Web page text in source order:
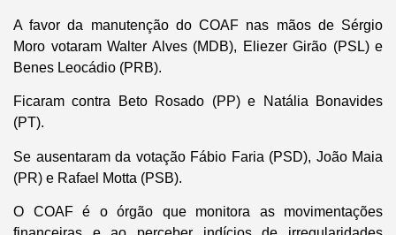
A favor da manutenção do COAF nas mãos de Sérgio
Moro votaram Walter Alves (MDB), Eliezer Girão (PSL) e
Benes Leocádio (PRB).
Ficaram contra Beto Rosado (PP) e Natália Bonavides
(PT).
Se ausentaram da votação Fábio Faria (PSD), João Maia
(PR) e Rafael Motta (PSB).
O COAF é o órgão que monitora as movimentações